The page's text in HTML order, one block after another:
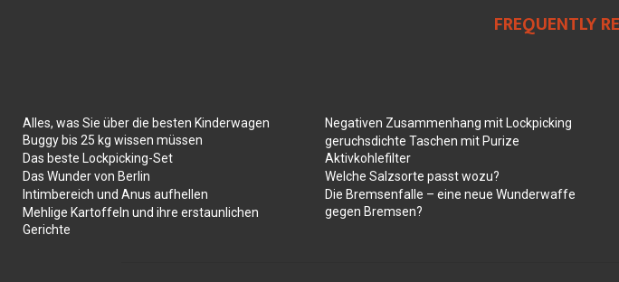
FREQUENTLY
Alles, was Sie über die besten Kinderwagen
Buggy bis 25 kg wissen müssen
Das beste Lockpicking-Set
Das Wunder von Berlin
Intimbereich und Anus aufhellen
Mehlige Kartoffeln und ihre erstaunlichen
Gerichte
Negativen Zusammenhang mit Lockpicking
geruchsdichte Taschen mit Purize
Aktivkohlefilter
Welche Salzsorte passt wozu?
Die Bremsenfalle – eine neue Wunderwaffe
gegen Bremsen?